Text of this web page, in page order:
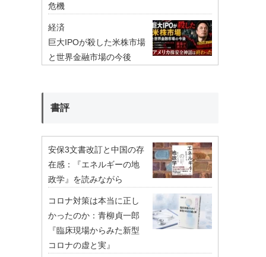
危機
経済
巨大IPOが殺した米株市場
と世界金融市場の今後
書評
安保3文書改訂と中国の存
在感：『エネルギーの地
政学』を読みながら
コロナ対策は本当に正し
かったのか：青柳貞一郎
『臨床現場からみた新型
コロナの虚と実』